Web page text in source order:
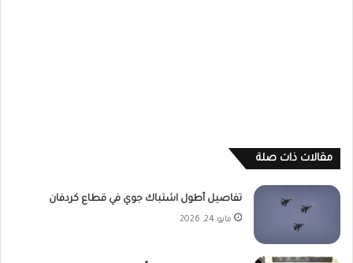
مقالات ذات صلة
تفاصيل أطول اشتباك جوي في قطاع كردفان
مايو 24, 2026